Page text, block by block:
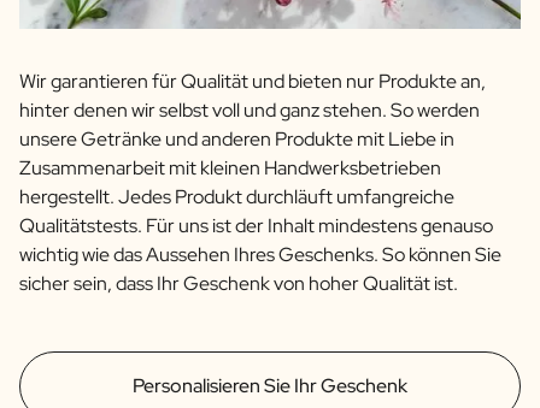
Personalisieren Sie Ihr Geschenk
Wir garantieren für Qualität und bieten nur Produkte an,
hinter denen wir selbst voll und ganz stehen. So werden
unsere Getränke und anderen Produkte mit Liebe in
Zusammenarbeit mit kleinen Handwerksbetrieben
hergestellt. Jedes Produkt durchläuft umfangreiche
Qualitätstests. Für uns ist der Inhalt mindestens genauso
wichtig wie das Aussehen Ihres Geschenks. So können Sie
sicher sein, dass Ihr Geschenk von hoher Qualität ist.